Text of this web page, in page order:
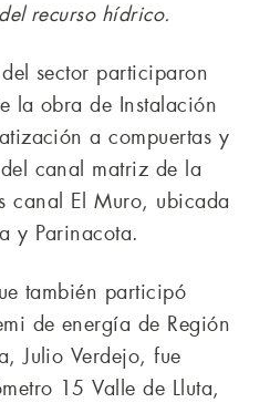
recurso hídrico.
sector participaron
la obra de Instalación
a compuertas y
canal matriz de la
canal El Muro, ubicada
y Parinacota.
también participó
de energía de Región
Julio Verdejo, fue
15 Valle de Lluta,